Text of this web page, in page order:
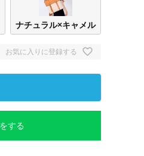
ナチュラル×キャメル
お気に入りに登録する
する